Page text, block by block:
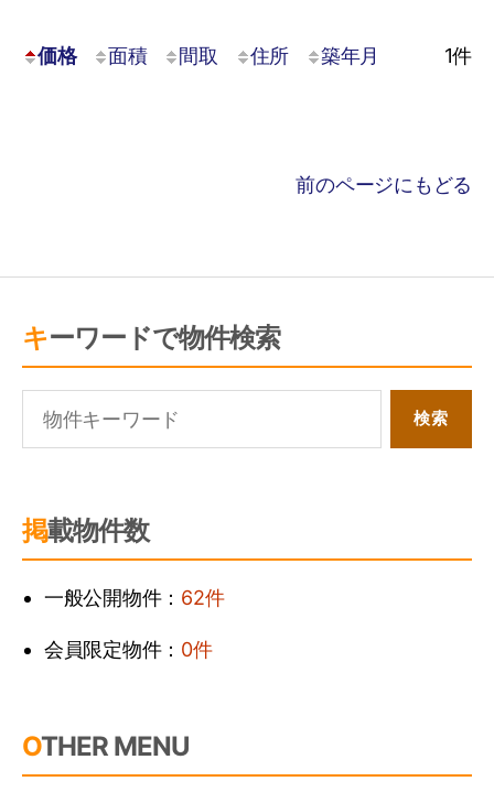
価格 面積 間取 住所 築年月 1件
前のページにもどる
キーワードで物件検索
掲載物件数
一般公開物件： 62件
会員限定物件： 0件
OTHER MENU